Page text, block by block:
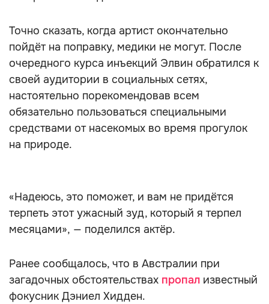
Точно сказать, когда артист окончательно
пойдёт на поправку, медики не могут. После
очередного курса инъекций Элвин обратился к
своей аудитории в социальных сетях,
настоятельно порекомендовав всем
обязательно пользоваться специальными
средствами от насекомых во время прогулок
на природе.
«Надеюсь, это поможет, и вам не придётся
терпеть этот ужасный зуд, который я терпел
месяцами», — поделился актёр.
Ранее сообщалось, что в Австралии при
загадочных обстоятельствах пропал известный
фокусник Дэниел Хидден.